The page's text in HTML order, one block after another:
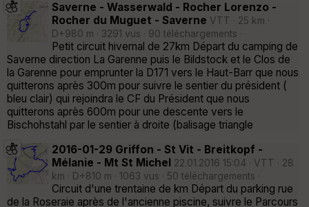
Saverne - Wasserwald - Rocher Lorenzo -
Rocher du Muguet - Saverne VTT · 25 km ·
D+980 m · 3291 vus · 90 téléchargements ·
Petit circuit hivernal de 27km Départ du camping de
Saverne direction La Garenne puis le Bildstock et le Clos de
la Garenne pour emprunter la D171 vers le Haut-Barr que nous
quitterons après 300m pour suivre le sentier du président (
bleu clair) qui rejoindra le CF du Président que nous
quitterons après 600m pour une descente vers le
Bischohstahl par le sentier à droite (balisage triangle
2016-01-29 Griffon - St Vit - Breitkopf -
Mélanie - Mt St Michel 22.01.2016 15:04 · VTT · 28
km · D+810 m · 1063 vus · 50 téléchargements ·
Circuit d'une trentaine de km Départ du parking rue
de la Roseraie après de l'ancienne piscine, suivre le Parcours